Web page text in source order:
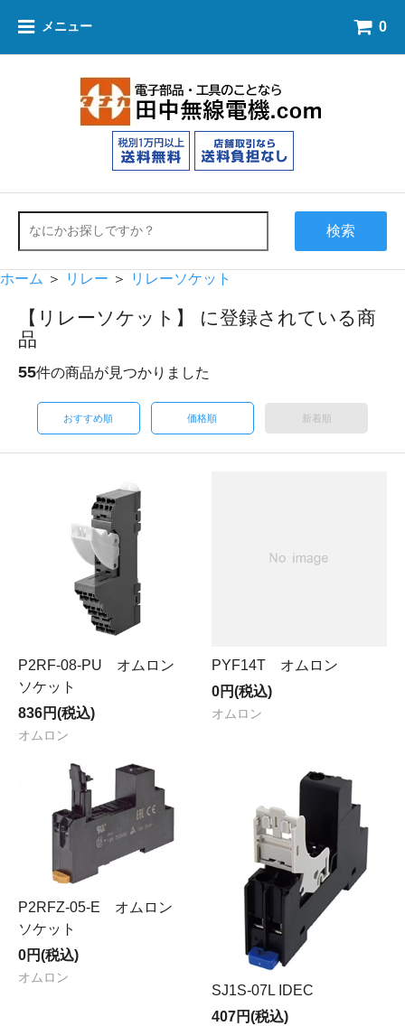
メニュー 0
検索
ホーム ＞ リレー ＞ リレーソケット
【リレーソケット】 に登録されている商
品
55件の商品が見つかりました
おすすめ順 価格順 新着順
P2RF-08-PU オムロン
ソケット
836円(税込)
オムロン
PYF14T オムロン
0円(税込)
オムロン
P2RFZ-05-E オムロン
ソケット
0円(税込)
オムロン
SJ1S-07L IDEC
407円(税込)